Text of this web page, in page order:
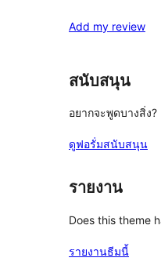
Add my review
สนับสนุน
อยากจะพูดบางสิ่ง
ดูฟอรั่มสนับสนุน
รายงาน
Does this theme
รายงานธีมนี้